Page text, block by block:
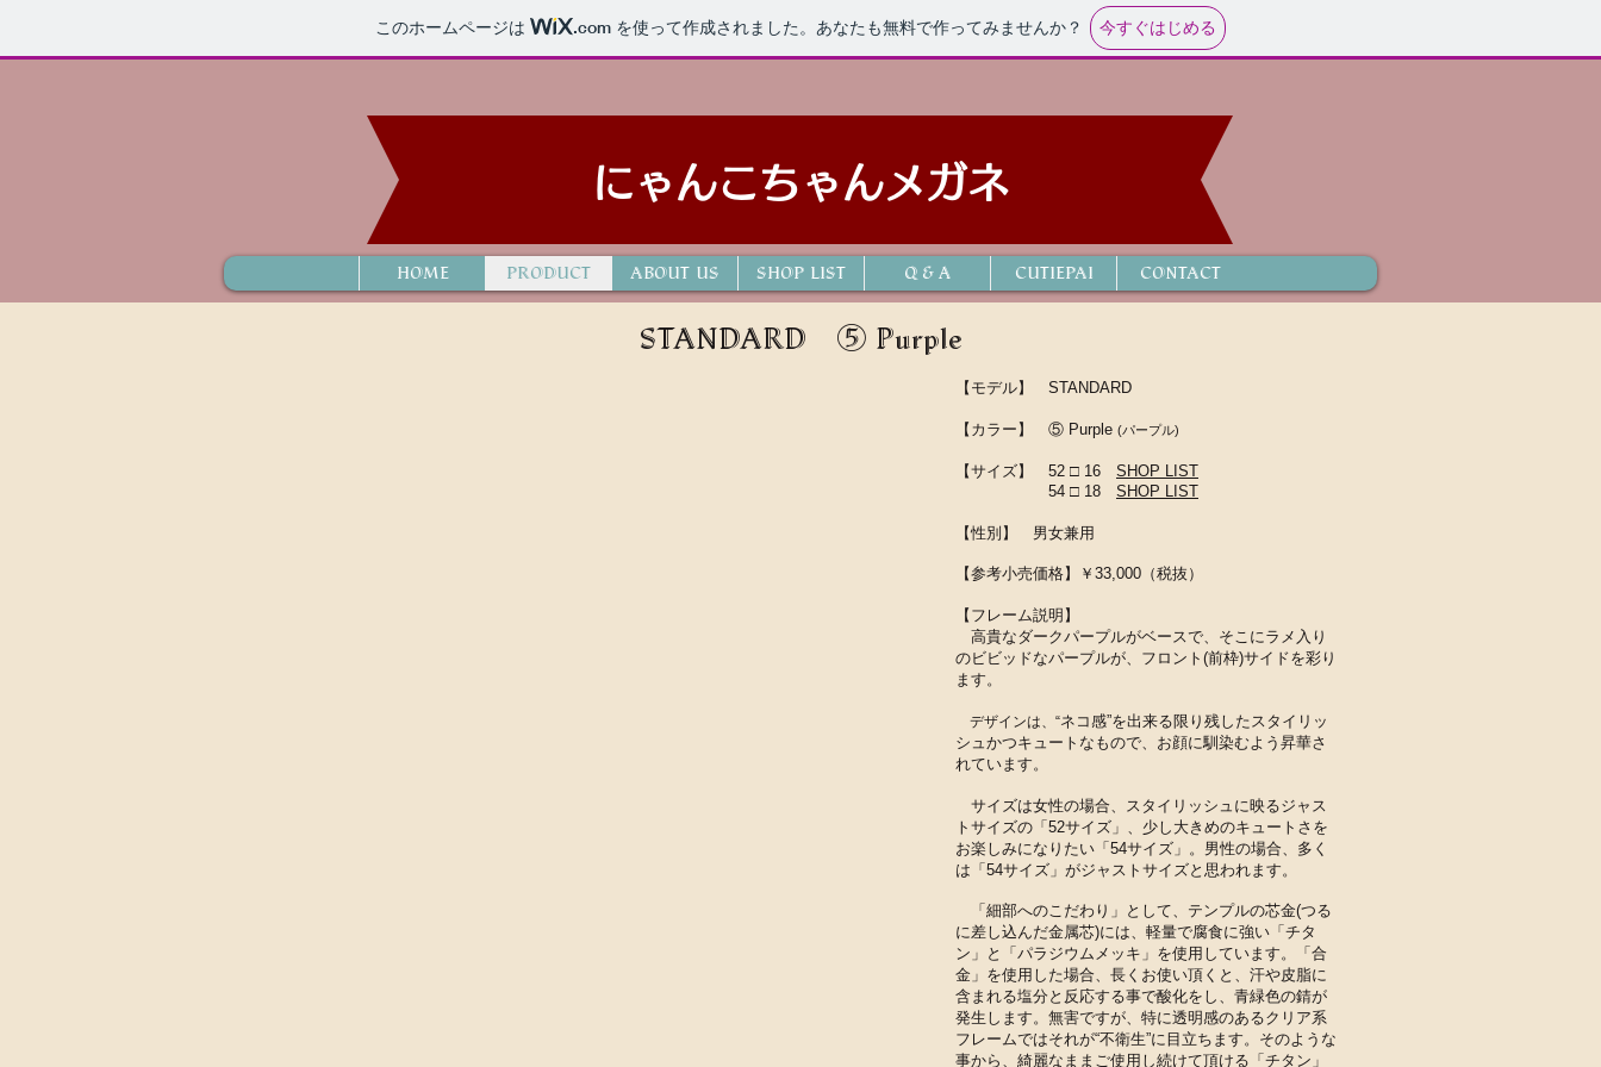
このホームページは .com を使って作成されました。あなたも無料で作ってみませんか？ 今すぐはじめる
にゃんこちゃんメガネ
HOME PRODUCT ABOUT US SHOP LIST Ｑ＆Ａ CUTIEPAI CONTACT
STANDARD ⑤ Purple
【モデル】 STANDARD
【カラー】 ⑤ Purple (パープル)
【サイズ】 52 □ 16 SHOP LIST
54 □ 18 SHOP LIST
【性別】 男女兼用
【参考小売価格】￥33,000（税抜）
【フレーム​説明】
高貴なダークパープルがベースで、そこにラメ入り
のビビッドなパープルが、フロント(前枠)サイドを彩り
ます。
デザインは、“ネコ感”を出来る限り残したスタイリッ
シュかつキュートなもので、お顔に馴染むよう昇華さ
れています。
サイズは女性の場合、スタイリッシュに映るジャス
トサイズの「52サイズ」、少し大きめのキュートさを
お楽しみになりたい「54サイズ」。男性の場合、多く
は「54サイズ」がジャストサイズと思われます。
​ 「細部へのこだわり」として、 テンプルの芯金(つる
に差し込んだ金属芯)には、軽量で腐食に強い「チタ
ン」と「パラジウムメッキ」を使用しています。「合
金」を使用した場合、 長くお使い頂くと、 汗や皮脂に
含まれる塩分と反応する事で酸化をし、 青緑色の錆が
発生します。無害ですが、特に透明感のあるクリア系
フレームではそれが“不衛生”に目立ちます。そのような
事から、 綺麗なままご使用し続けて頂ける「チタン」